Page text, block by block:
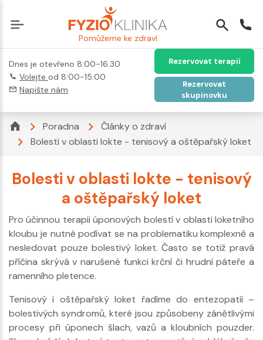
Pomůžeme ke zdraví
Dnes je otevřeno 8:00-16:30
Volejte od 8:00-15:00
Napište nám
Rezervovat terapii
Rezervovat
skupinovku
Poradna
Články o zdraví
Bolesti v oblasti lokte - tenisový a oštěpařský loket
Bolesti v oblasti lokte - tenisový
a oštěpařský loket
Pro účinnou terapii úponových bolestí v oblasti loketního
kloubu je nutné podívat se na problematiku komplexně a
nesledovat pouze bolestivý loket. Často se totiž pravá
příčina skrývá v narušené funkci krční či hrudní páteře a
ramenního pletence.
Tenisový i oštěpařský loket řadíme do entezopatií –
bolestivých syndromů, které jsou způsobeny zánětlivými
procesy při úponech šlach, vazů a kloubních pouzder.